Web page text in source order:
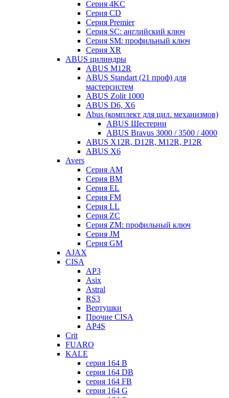
Серия 4KC
Серия CD
Серия Premier
Серия SC: английский ключ
Серия SM: профильный ключ
Серия XR
ABUS цилиндры
ABUS M12R
ABUS Standart (21 проф) для
мастерсистем
ABUS Zolit 1000
ABUS D6, X6
Abus (комплект для цил. механизмов)
ABUS Шестерни
ABUS Bravus 3000 / 3500 / 4000
ABUS X12R, D12R, M12R, P12R
ABUS X6
Avers
Серия AM
Серия BM
Серия EL
Серия FM
Серия LL
Серия ZC
Серия ZM: профильный ключ
Серия JM
Серия GM
AJAX
CISA
AP3
Asix
Astral
RS3
Вертушки
Прочие CISA
AP4S
Crit
FUARO
KALE
серия 164 B
серия 164 DB
серия 164 FB
серия 164 G